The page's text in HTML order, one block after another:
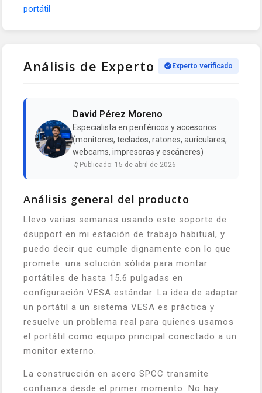
portátil
Análisis de Experto Experto verificado
David Pérez Moreno
Especialista en periféricos y accesorios
(monitores, teclados, ratones, auriculares,
webcams, impresoras y escáneres)
Publicado: 15 de abril de 2026
Análisis general del producto
Llevo varias semanas usando este soporte de
dsupport en mi estación de trabajo habitual, y
puedo decir que cumple dignamente con lo que
promete: una solución sólida para montar
portátiles de hasta 15.6 pulgadas en
configuración VESA estándar. La idea de adaptar
un portátil a un sistema VESA es práctica y
resuelve un problema real para quienes usamos
el portátil como equipo principal conectado a un
monitor externo.
La construcción en acero SPCC transmite
confianza desde el primer momento. No hay